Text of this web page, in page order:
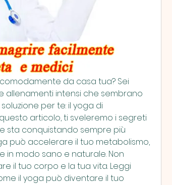
da casa tua? Sei
allenamenti intensi che sembrano
per te: il yoga di
articolo, ti sveleremo i segreti
sta conquistando sempre più
può accelerare il tuo metabolismo,
in modo sano e naturale. Non
il tuo corpo e la tua vita. Leggi
il yoga può diventare il tuo